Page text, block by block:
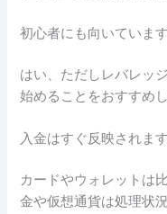
初心者にも向いていま
はい、ただしレバレッ
始めることをおすすめし
入金はすぐ反映されま
カードやウォレットは
金や仮想通貨は処理状